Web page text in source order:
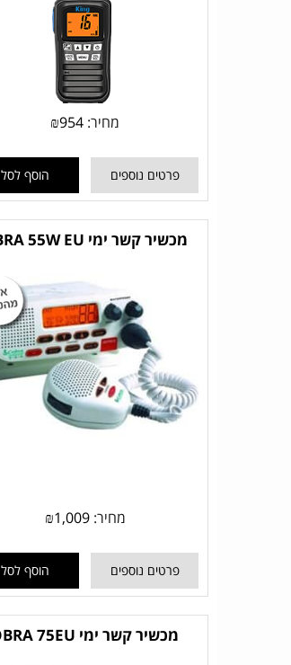
מחיר: ₪954
פרטים נוספים הוסף לסל
מכשיר קשר ימי COBRA 55W EU
מחיר: ₪1,009
פרטים נוספים הוסף לסל
מכשיר קשר ימי COBRA 75EU